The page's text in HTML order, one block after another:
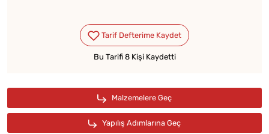
Bu Tarifi 8 Kişi Kaydetti